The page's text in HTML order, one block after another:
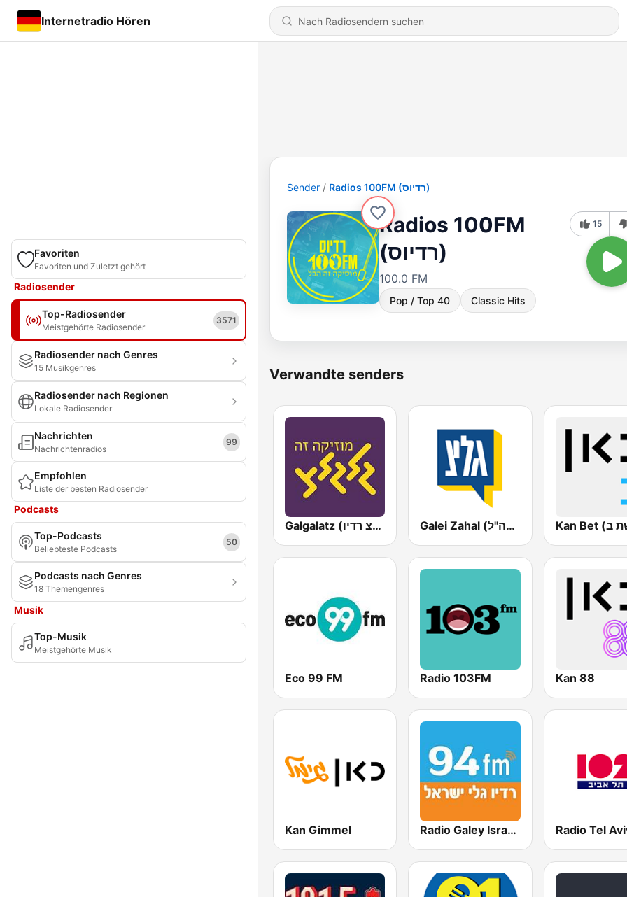
Internetradio Hören
Favoriten
Favoriten und Zuletzt gehört
Radiosender
Top-Radiosender
Meistgehörte Radiosender
3571
Radiosender nach Genres
15 Musikgenres
Radiosender nach Regionen
Lokale Radiosender
Nachrichten
Nachrichtenradios
99
Empfohlen
Liste der besten Radiosender
Podcasts
Top-Podcasts
Beliebteste Podcasts
50
Podcasts nach Genres
18 Themengenres
Musik
Top-Musik
Meistgehörte Musik
Sender Radios 100FM (רדיוס)
Radios 100FM
(רדיוס)
100.0 FM
Pop / Top 40 Classic Hits
15
Verwandte senders
Galgalatz (גלגלצ רדיו) Galei Zahal (גלי צה"ל)
Eco 99 FM Radio 103FM Kan 88
Kan Gimmel Radio Galey Israel (רדיו גלי ישראל)